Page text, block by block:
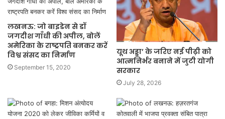
लखनऊ: जो बाइडेन से डॉ
जगदीश गाँधी की अपील, बोलें
अमेरिका के राष्ट्रपति बनकर करें
विश्व संसद का निर्माण
September 15, 2020
यूथ अड्डा’ के जरिए नई पीढ़ी को
आत्मनिर्भर बनाने में जुटी योगी
सरकार
July 28, 2026